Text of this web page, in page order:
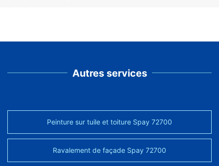
Autres services
Peinture sur tuile et toiture Spay 72700
Ravalement de façade Spay 72700